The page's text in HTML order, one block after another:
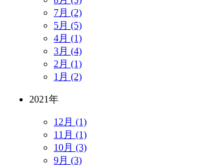
7月 (2)
5月 (5)
4月 (1)
3月 (4)
2月 (1)
1月 (2)
2021年
12月 (1)
11月 (1)
10月 (3)
9月 (3)